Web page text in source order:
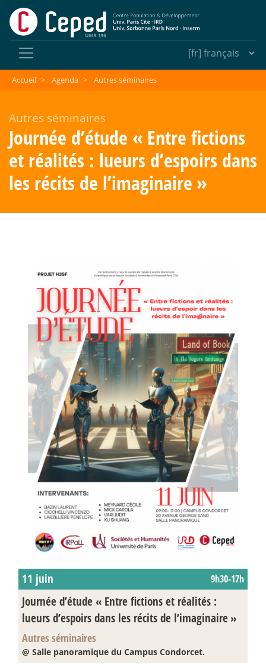
Accueil > Agenda > Autres séminaires
Autres séminaires
Journée d’étude « Entre fictions
et réalités : lueurs d’espoirs dans
les récits de l’imaginaire »
11 juin 9h30-17h
Journée d’étude « Entre fictions et réalités :
lueurs d’espoirs dans les récits de l’imaginaire»
Autres séminaires
@ Salle panoramique du Campus Condorcet.